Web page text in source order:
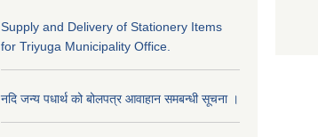
Supply and Delivery of Stationery Items
for Triyuga Municipality Office.
नदि जन्य पधार्थ को बोलपत्र आवाहान समबन्धी सूचना ।